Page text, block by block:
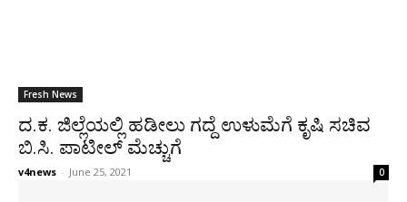
Fresh News
ದ.ಕ. ಜಿಲ್ಲೆಯಲ್ಲಿ ಹಡೀಲು ಗದ್ದೆ ಉಳುಮೆಗೆ ಕೃಷಿ ಸಚಿವ
ಬಿ.ಸಿ. ಪಾಟೀಲ್ ಮೆಚ್ಚುಗೆ
v4news - June 25, 2021 0